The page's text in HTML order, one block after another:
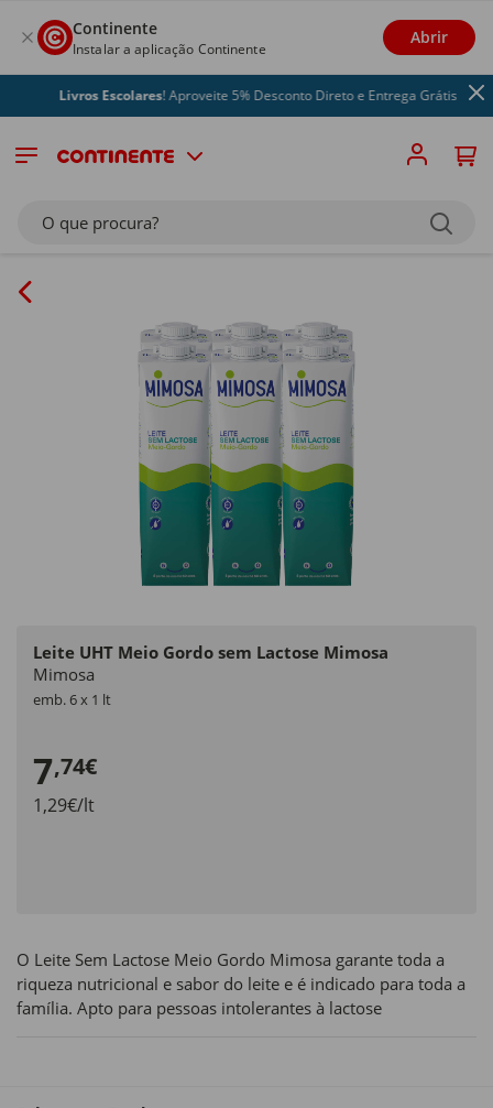
Continente
Instalar a aplicação Continente
Abrir
Livros Escolares! Aproveite 5% Desconto Direto e Entrega Grátis
O que procura?
Leite UHT Meio Gordo sem Lactose Mimosa
Mimosa
emb. 6 x 1 lt
7,74€
1,29€/lt
O Leite Sem Lactose Meio Gordo Mimosa garante toda a
riqueza nutricional e sabor do leite e é indicado para toda a
família. Apto para pessoas intolerantes à lactose